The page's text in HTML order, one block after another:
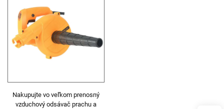
Nakupujte vo veľkom prenosný
vzduchový odsávač prachu a